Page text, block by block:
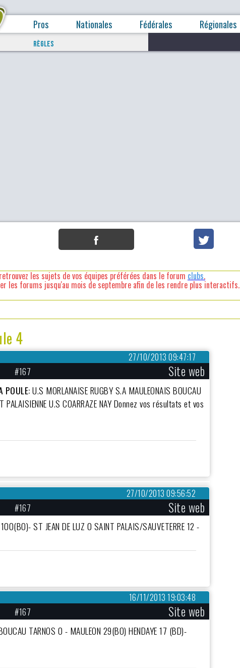
Pros Nationales Fédérales Régionales
RÈGLES
les sujets de vos équipes préférées dans le forum clubs.
les forums jusqu'au mois de septembre afin de les rendre plus interactifs.
4
27/10/2013 09:47:17
#167 Site web
POULE:U.S MORLANAISE RUGBY S.A MAULEONAIS BOUCAU
PALAISIENNE U.S COARRAZE NAY Donnez vos résultats et vos
27/10/2013 09:56:52
#167 Site web
ST JEAN DE LUZ 0 SAINT PALAIS/SAUVETERRE 12 -
16/11/2013 19:03:48
#167 Site web
TARNOS 0 - MAULEON 29(BO) HENDAYE 17 (BD)-